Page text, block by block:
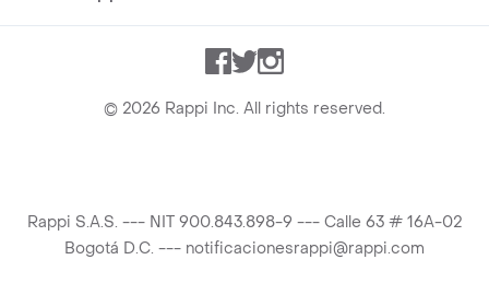
Facebook
TwitterInstagram
© 2026 Rappi Inc. All rights reserved.
Rappi S.A.S. --- NIT 900.843.898-9 --- Calle 63 # 16A-02
Bogotá D.C. --- notificacionesrappi@rappi.com